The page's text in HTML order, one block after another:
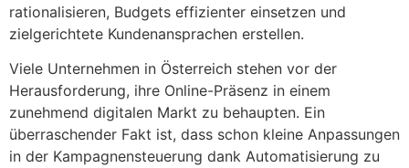
rationalisieren, Budgets effizienter einsetzen und
zielgerichtete Kundenansprachen erstellen.
Viele Unternehmen in Österreich stehen vor der
Herausforderung, ihre Online-Präsenz in einem
zunehmend digitalen Markt zu behaupten. Ein
überraschender Fakt ist, dass schon kleine Anpassungen
in der Kampagnensteuerung dank Automatisierung zu